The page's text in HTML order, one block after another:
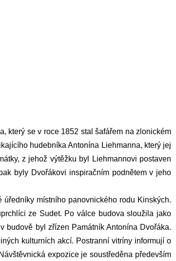
který se v roce 1852 stal šafářem na zlonickém
hudebníkaAntonína Liehmanna, který jej
z jehož výtěžku byl Liehmannovi postaven
byly Dvořákovi inspiračním podnětem v jeho
místního panovnického rodu Kinských.
ze Sudet. Po válce budova sloužila jako
budově byl zřízen Památník Antonína Dvořáka.
kulturních akcí. Postranní vitríny informují o
expozice je soustředěna především